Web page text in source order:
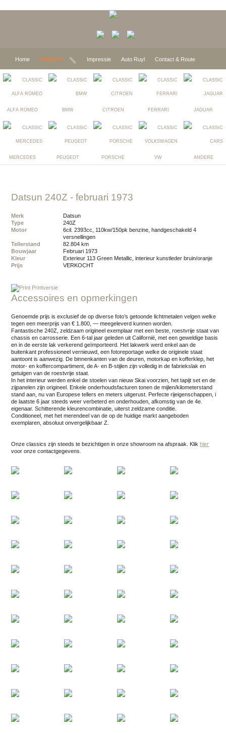
Home Verwacht Impressie Auto Ruyl Contact & Route
ALFA ROMEO BMW CITROEN FERRARI JAGUAR
MERCEDES PEUGEOT PORSCHE VW ANDERE
Datsun 240Z - februari 1973
Merk
Datsun
Type
240Z
Motor
6cil. 2393cc, 110kw/150pk benzine, handgeschakeld 4
versnellingen
Tellerstand
82.804 km
Bouwjaar
februari 1973
Kleur
exterieur 113 Green Metallic, interieur kunstleder bruin/oranje
Prijs
VERKOCHT
Printversie
Accessoires en opmerkingen
Genoemde prijs is exclusief de op diverse foto’s getoonde lichtmetalen velgen welke
tegen een meerprijs van € 1.800, — meegeleverd kunnen worden.
Fantastische 240Z, zeldzaam origineel exemplaar met een beste, roestvrije staat van
chassis en carrosserie. Een 6-tal jaar geleden uit Californië, met een geweldige basis
en in de eerste lak verkerend geïmporteerd. Het lakwerk werd enkel aan de
buitenkant professioneel vernieuwd, een fotoreportage welke de originele staat
aantoont is aanwezig. De binnenkanten van de deuren, motorkap en kofferklep, het
motor- en koffercompartiment, de A- en B-stijlen zijn volledig in de fabriekslak en
getuigen van de roestvrije staat.
In het interieur werden enkel de stoelen van nieuw Skai voorzien, het tapijt set en de
zijpanelen zijn origineel. Enkele onderhoudsfacturen tonen de mijlen/kilometerstand
stand aan, nu van Europese tellers en meters uitgerust. Perfecte rijeigenschappen, i
de laatste 6 jaar steeds weer verbeterd en onderhouden, afkomstig van de 4e.
eigenaar. Schitterende kleurencombinatie, uiterst zeldzame conditie.
Conditioneel, met het merendeel van de op de huidige markt aangeboden
exemplaren, absoluut onvergelijkbaar Z.
Onze classics zijn steeds te bezichtigen in onze showroom na afspraak. Klik hier
voor onze contactgegevens.